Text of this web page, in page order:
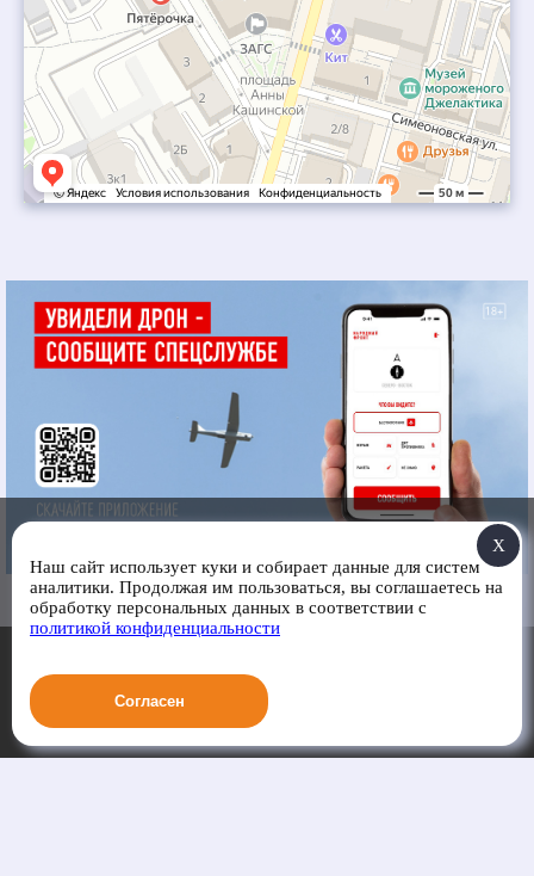
Наш сайт использует куки и собирает данные для систем
аналитики. Продолжая им пользоваться, вы соглашаетесь на
обработку персональных данных в соответствии с
политикой конфиденциальности
Согласен
X